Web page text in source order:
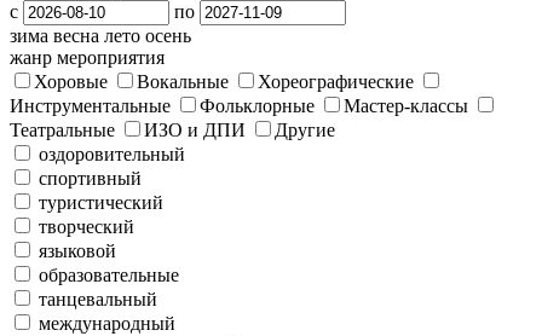
с
по
зима весна лето осень
жанр мероприятия
Хоровые
Вокальные
Хореографические
Инструментальные
Фольклорные
Мастер-классы
Театральные
ИЗО и ДПИ
Другие
оздоровительный
спортивный
туристический
творческий
языковой
образовательные
танцевальный
международный